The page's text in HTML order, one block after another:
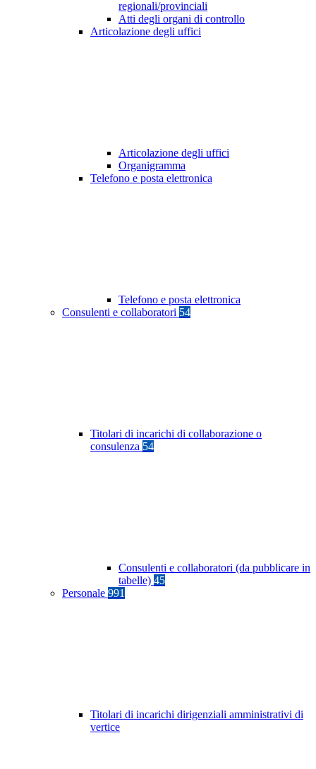
regionali/provinciali
Atti degli organi di controllo
Articolazione degli uffici
Articolazione degli uffici
Organigramma
Telefono e posta elettronica
Telefono e posta elettronica
Consulenti e collaboratori 54
Titolari di incarichi di collaborazione o
consulenza 54
Consulenti e collaboratori (da pubblicare in
tabelle) 45
Personale 991
Titolari di incarichi dirigenziali amministrativi di
vertice